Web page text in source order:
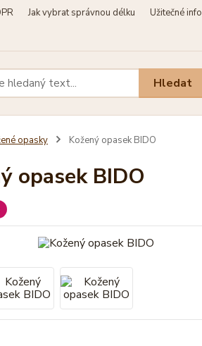
Jak vybrat správnou délku Užitečné
Hledat
opasky Kožený opasek BIDO
opasek BIDO